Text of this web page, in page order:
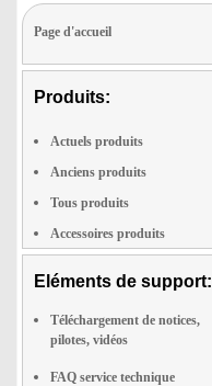
Page d'accueil
Produits:
Actuels produits
Anciens produits
Tous produits
Accessoires produits
Eléments de support:
Téléchargement de notices,
pilotes, vidéos
FAQ service technique